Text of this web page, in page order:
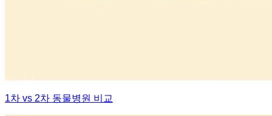
1차 vs 2차 동물병원 비교